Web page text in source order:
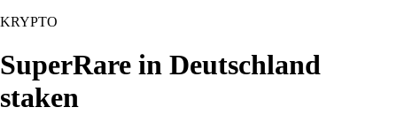
KRYPTO
SuperRare in Deutschland
staken